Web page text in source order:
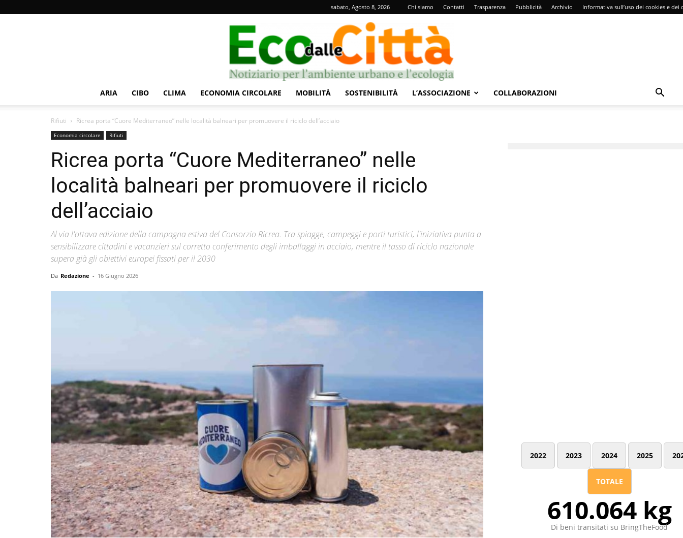
sabato, Agosto 8, 2026 Chi siamo Contatti Trasparenza Pubblicità Archivio Informativa sull’uso dei cookies e dei
Città
ARIA CIBO CLIMA ECONOMIA CIRCOLARE MOBILITÀ SOSTENIBILITÀ L’ASSOCIAZIONE COLLABORAZIONI
Rifiuti Ricrea porta “Cuore Mediterraneo” nelle località balneari per promuovere il riciclo dell’acciaio
Economia circolare Rifiuti
Ricrea porta “Cuore Mediterraneo” nelle
località balneari per promuovere il riciclo
dell’acciaio
Al via l'ottava edizione della campagna estiva del Consorzio Ricrea. Tra spiagge, campeggi e porti turistici, l'iniziativa punta a
sensibilizzare cittadini e vacanzieri sul corretto conferimento degli imballaggi in acciaio, mentre il tasso di riciclo nazionale
supera già gli obiettivi europei fissati per il 2030
Da Redazione - 16 Giugno 2026
2022 2023 2024 2025
TOTALE
610.064 kg
Di beni transitati su BringTheFood